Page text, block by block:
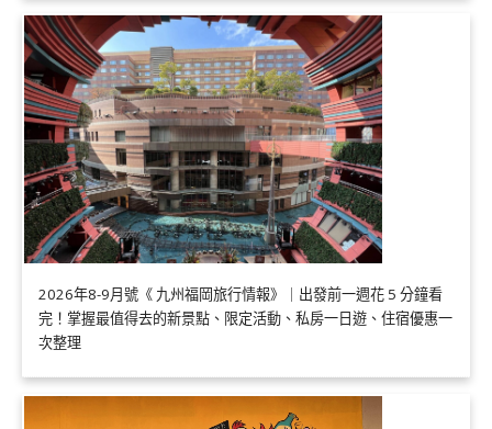
2026年8-9月號《 九州福岡旅行情報》｜出發前一週花 5 分鐘看
完！掌握最值得去的新景點、限定活動、私房一日遊、住宿優惠一
次整理